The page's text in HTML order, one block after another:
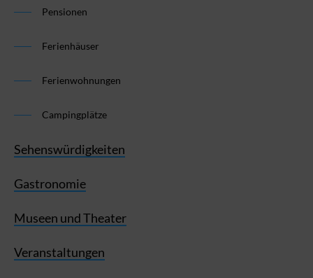
Pensionen
Ferienhäuser
Ferienwohnungen
Campingplätze
Sehenswürdigkeiten
Gastronomie
Museen und Theater
Veranstaltungen